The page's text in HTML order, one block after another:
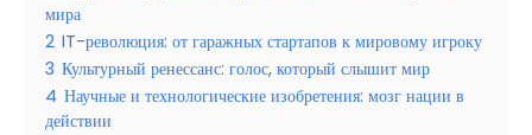
мира
2 IT-революция: от гаражных стартапов к мировому игроку
3 Культурный ренессанс: голос, который слышит мир
4 Научные и технологические изобретения: мозг нации в
действии